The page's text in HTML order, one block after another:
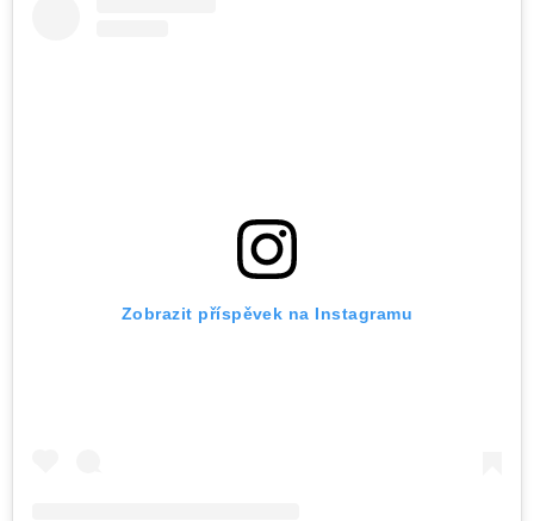
Zobrazit příspěvek na Instagramu